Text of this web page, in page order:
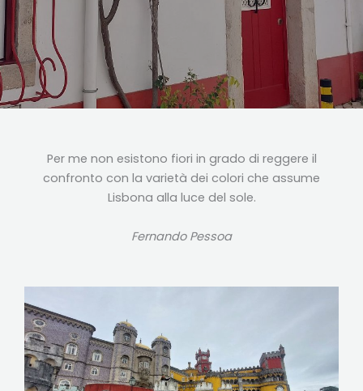
Per me non esistono fiori in grado di reggere il
confronto con la varietà dei colori che assume
Lisbona alla luce del sole.
Fernando Pessoa